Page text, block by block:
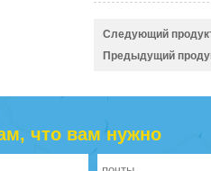
Следующий
Предыдущий
что вам нужно